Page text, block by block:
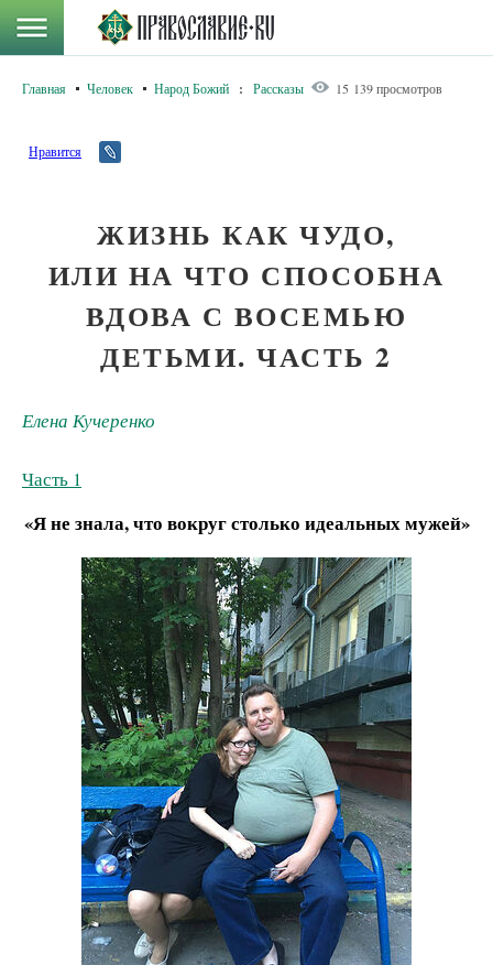
Главная Человек Народ Божий : Рассказы 15 139 просмотров
Нравится
ЖИЗНЬ КАК ЧУДО,
ИЛИ НА ЧТО СПОСОБНА
ВДОВА С ВОСЕМЬЮ
ДЕТЬМИ. ЧАСТЬ 2
Елена Кучеренко
Часть 1
«Я не знала, что вокруг столько идеальных мужей»